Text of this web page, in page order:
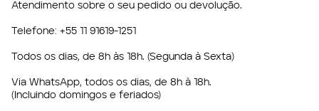
Atendimento sobre o seu pedido ou devolução.
Telefone: +55 11 91619-1251
Todos os dias, de 8h às 18h. (Segunda à Sexta)
Via WhatsApp, todos os dias, de 8h à 18h.
(Incluindo domingos e feriados)